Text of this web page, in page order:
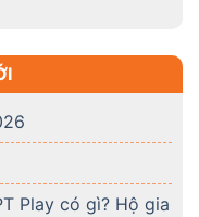
Play có gì? Hộ gia